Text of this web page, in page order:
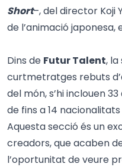
Short–, del director Koji
de l’animació
Dins de Futur Talent,
curtmetratges rebuts
del món, s’hi inclouen
de fins a 14
Aquesta secció és un
creadors, que acaben
l’oportunitat de veure